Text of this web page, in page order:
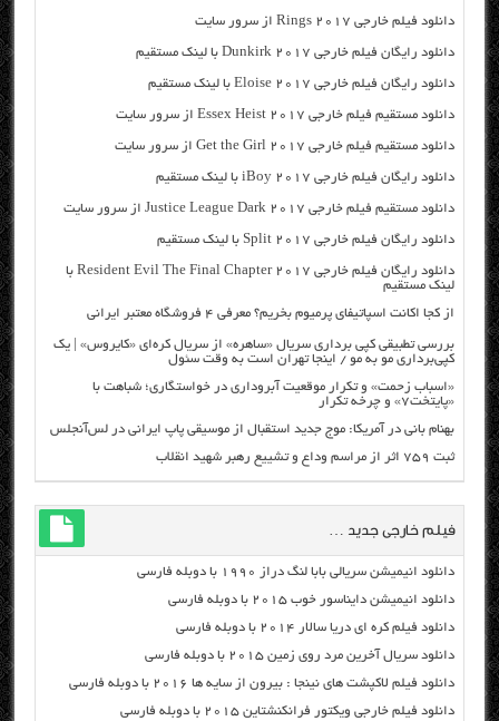
دانلود فیلم خارجی Rings 2017 از سرور سایت
دانلود رایگان فیلم خارجی Dunkirk 2017 با لینک مستقیم
دانلود رایگان فیلم خارجی Eloise 2017 با لینک مستقیم
دانلود مستقیم فیلم خارجی Essex Heist 2017 از سرور سایت
دانلود مستقیم فیلم خارجی Get the Girl 2017 از سرور سایت
دانلود رایگان فیلم خارجی iBoy 2017 با لینک مستقیم
دانلود مستقیم فیلم خارجی Justice League Dark 2017 از سرور سایت
دانلود رایگان فیلم خارجی Split 2017 با لینک مستقیم
دانلود رایگان فیلم خارجی Resident Evil The Final Chapter 2017 با
لینک مستقیم
از کجا اکانت اسپاتیفای پرمیوم بخریم؟ معرفی ۴ فروشگاه معتبر ایرانی
بررسی تطبیقی کپی برداری سریال «ساهره» از سریال کره‌ای «کایروس» | یک
کپی‌برداری مو به مو / اینجا تهران است به وقت سئول
«اسباب زحمت» و تکرار موقعیت آبروداری در خواستگاری؛ شباهت با
«پایتخت۷» و چرخه تکرار
بهنام بانی در آمریکا: موج جدید استقبال از موسیقی پاپ ایرانی در لس‌آنجلس
ثبت ۷۵۹ اثر از مراسم وداع و تشییع رهبر شهید انقلاب
فیلم خارجی جدید …
دانلود انیمیشن سریالی بابا لنگ دراز ۱۹۹۰ با دوبله فارسی
دانلود انیمیشن دایناسور خوب ۲۰۱۵ با دوبله فارسی
دانلود فیلم کره ای دریا سالار ۲۰۱۴ با دوبله فارسی
دانلود سریال آخرین مرد روی زمین ۲۰۱۵ با دوبله فارسی
دانلود فیلم لاکپشت های نینجا : بیرون از سایه ها ۲۰۱۶ با دوبله فارسی
دانلود فیلم خارجی ویکتور فرانکنشتاین ۲۰۱۵ با دوبله فارسی